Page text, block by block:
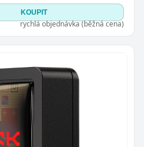
KOUPIT
rychlá objednávka (běžná cena)